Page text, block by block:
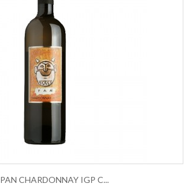
PAN CHARDONNAY IGP C...